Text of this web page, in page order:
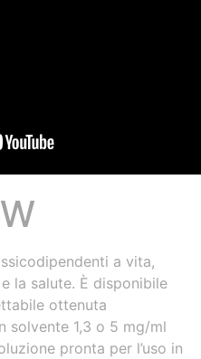
a vita,
la salute. È disponibile
ottenuta
solvente 1,3 o 5 mg/ml
pronta per l’uso in